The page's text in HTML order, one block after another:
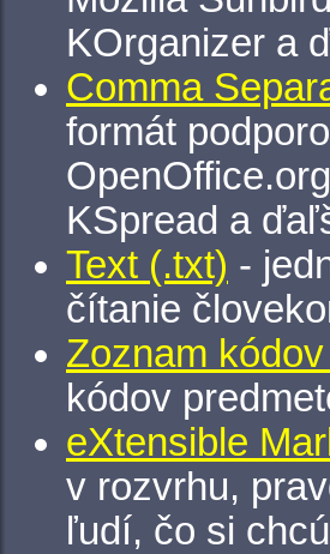
KOrganizer a
Comma
formát
KSpread a
Text (.txt) -
čítanie
Zoznam
kódov
eXtensible
v rozvrhu,
ľudí, čo si